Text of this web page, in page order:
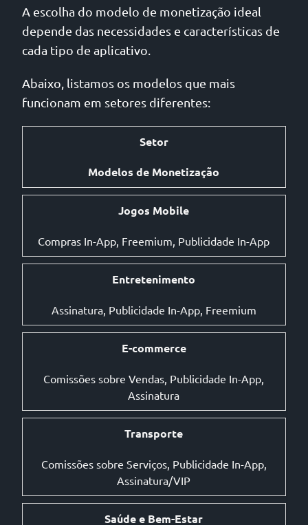
A escolha do modelo de monetização ideal
depende das necessidades e características de
cada tipo de aplicativo.
Abaixo, listamos os modelos que mais
funcionam em setores diferentes:
Setor
Modelos de Monetização
Jogos Mobile
Compras In-App, Freemium, Publicidade In-App
Entretenimento
Assinatura, Publicidade In-App, Freemium
E-commerce
Comissões sobre Vendas, Publicidade In-App,
Assinatura
Transporte
Comissões sobre Serviços, Publicidade In-App,
Assinatura/VIP
Saúde e Bem-Estar